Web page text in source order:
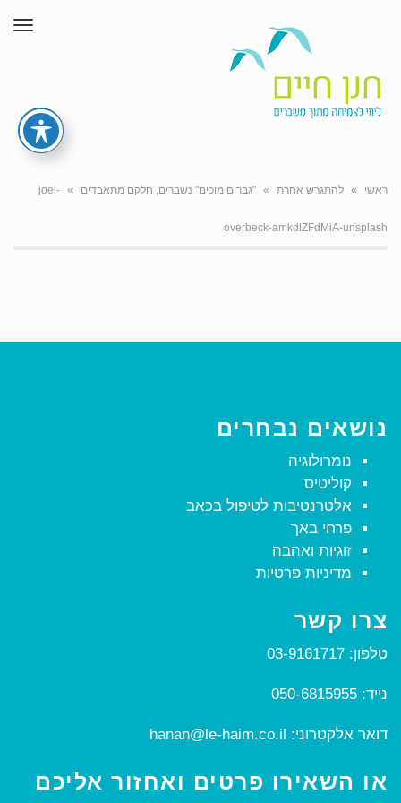
ראשי » להתגרש אחרת » "גברים מוכים" נשברים, חלקם מתאבדים »
joel-
overbeck-amkdlZFdMiA-unsplash
נושאים נבחרים
נומרולוגיה
קוליטיס
אלטרנטיבות לטיפול בכאב
פרחי באך
זוגיות ואהבה
מדיניות פרטיות
צרו קשר
טלפון: 03-9161717
נייד: 050-6815955
דואר אלקטרוני: hanan@le-haim.co.il
או השאירו פרטים ואחזור אליכם